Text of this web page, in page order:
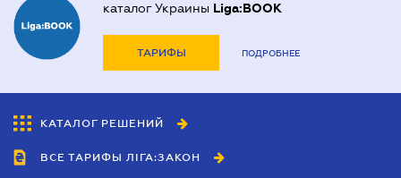
каталог Украины Liga:BOOK
ТАРИФЫ ПОДРОБНЕЕ
КАТАЛОГ РЕШЕНИЙ
ВСЕ ТАРИФЫ ЛІГА:ЗАКОН